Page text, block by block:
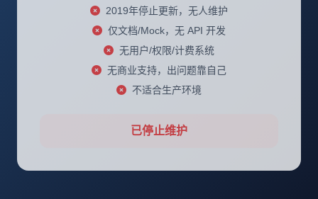
2019年停止更新，无人维护
仅文档/Mock，无 API 开发
无用户/权限/计费系统
无商业支持，出问题靠自己
不适合生产环境
已停止维护